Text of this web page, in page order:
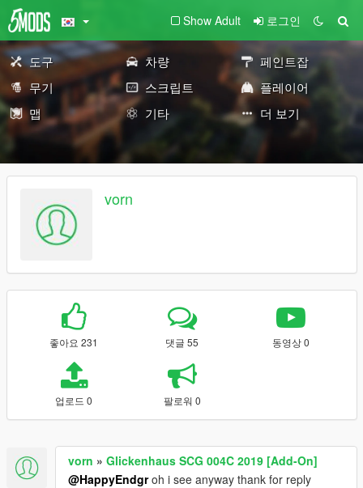
Show Adult 로그인
도구 차량
페인트잡
무기
스크립트
플레이어
맵
기타 더 보기
vorn
좋아요 231 댓글 55 동영상 0
업로드 0 팔로워 0
vorn » Glickenhaus SCG 004C 2019 [Add-On]
@HappyEndgroh i see anyway thank for reply